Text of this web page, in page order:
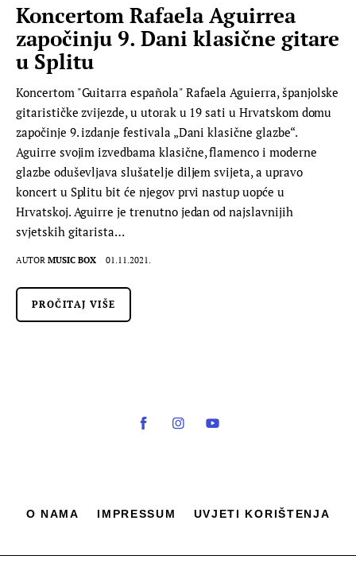
Koncertom Rafaela Aguirrea
započinju 9. Dani klasične gitare
u Splitu
Koncertom "Guitarra española" Rafaela Aguierra, španjolske
gitarističke zvijezde, u utorak u 19 sati u Hrvatskom domu
započinje 9. izdanje festivala „Dani klasične glazbe“.
Aguirre svojim izvedbama klasične, flamenco i moderne
glazbe oduševljava slušatelje diljem svijeta, a upravo
koncert u Splitu bit će njegov prvi nastup uopće u
Hrvatskoj. Aguirre je trenutno jedan od najslavnijih
svjetskih gitarista…
AUTOR MUSIC BOX 01.11.2021.
PROČITAJ VIŠE
O NAMA IMPRESSUM UVJETI KORIŠTENJA